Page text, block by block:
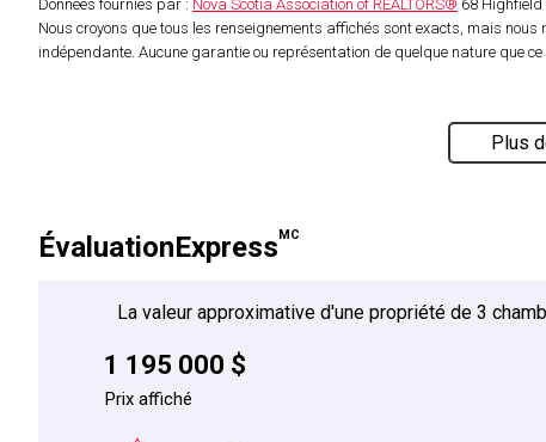
Données fournies par : Nova Scotia Association of REALTORS® 68 Highfield
Nous croyons que tous les renseignements affichés sont exacts, mais
indépendante. Aucune garantie ou représentation de quelque nature que
Plus
ÉvaluationExpress MC
La valeur approximative d'une propriété de 3
1 195 000 $
Prix affiché